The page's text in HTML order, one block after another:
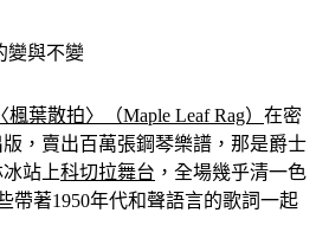
變與不變
〈楓葉散拍〉（Maple Leaf Rag） 在密
，賣出百萬張鋼琴樂譜，那是爵士
站上科切拉舞台 ，全場幾乎清一色
帶著1950年代和聲語言的歌詞一起